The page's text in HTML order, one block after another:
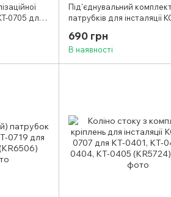
0705 для
Під'єднувальний
патрубків для інсталяції
0404, KT-0405 (KR5725)
690 грн
В наявності